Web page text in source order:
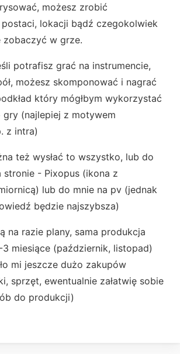
możesz zrobić
lokacji bądź czegokolwiek
w grze.
potrafisz grać na instrumencie,
możesz skomponować i nagrać
który mógłbym wykorzystać
gry (najlepiej z motywem
z intra)
też wysłać to wszystko, lub do
stronie - Pixopus (ikona z
lub do mnie na pv (jednak
będzie najszybsza)
na razie plany, sama produkcja
miesiące (październik, listopad)
mi jeszcze dużo zakupów
sprzęt, ewentualnie załatwię sobie
do produkcji)